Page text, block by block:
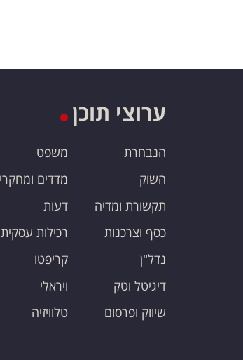
ערוצי תוכן
הנבחרת
השוק
תקשורת ומדיה
כסף וצרכנות
נדל"ן
דיגיטל וטק
שיווק ופרסום
משפט
מדדים
דעות
רכילות עסקית
קריפטו
ויראלי
טלוויזיה